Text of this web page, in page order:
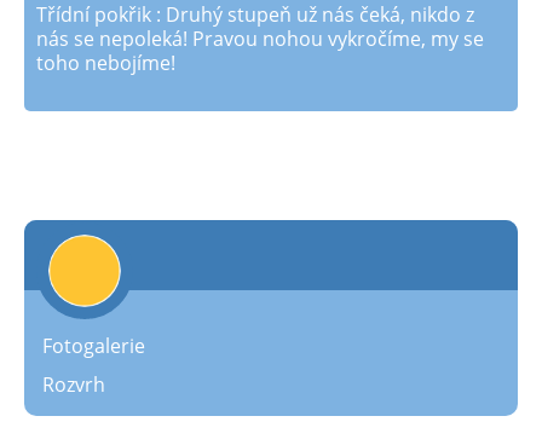
Třídní pokřik : Druhý stupeň už nás čeká, nikdo z
nás se nepoleká! Pravou nohou vykročíme, my se
toho nebojíme!
Fotogalerie
Rozvrh